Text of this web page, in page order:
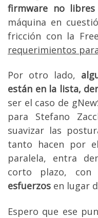
firmware no libres
máquina en
fricción con la
requerimientos
Por otro lado,
están en la lista,
ser el caso de
para Stefano
suavizar las
tanto hacen por
paralela, entra
corto plazo,
esfuerzos en lugar
Espero que ese